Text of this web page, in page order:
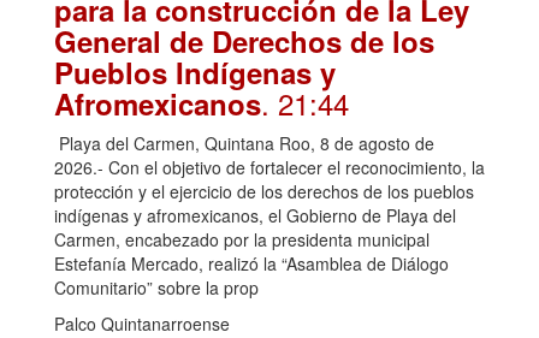
para la construcción de la Ley
General de Derechos de los
Pueblos Indígenas y
Afromexicanos. 21:44
Playa del Carmen, Quintana Roo, 8 de agosto de
2026.- Con el objetivo de fortalecer el reconocimiento, la
protección y el ejercicio de los derechos de los pueblos
indígenas y afromexicanos, el Gobierno de Playa del
Carmen, encabezado por la presidenta municipal
Estefanía Mercado, realizó la “Asamblea de Diálogo
Comunitario” sobre la prop
Palco Quintanarroense